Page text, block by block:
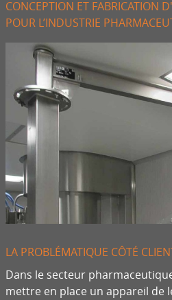
CONCEPTION ET FABRICATION
POUR L’INDUSTRIE
LA PROBLÉMATIQUE CÔTÉ
Dans le secteur
mettre en place un appareil de